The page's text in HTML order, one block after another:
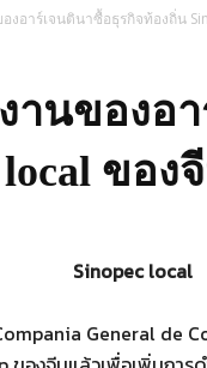
งอาร์เจนตินาซื้อธุรกิจท้องถิ่น
านของอ
ของ
General de